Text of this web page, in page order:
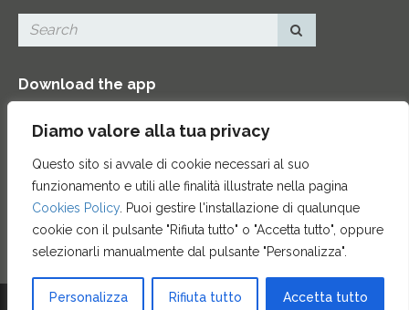
Diamo valore alla tua privacy
Questo sito si avvale di cookie necessari al suo
funzionamento e utili alle finalità illustrate nella pagina
Cookies Policy. Puoi gestire l'installazione di qualunque
cookie con il pulsante "Rifiuta tutto" o "Accetta tutto", oppure
selezionarli manualmente dal pulsante "Personalizza".
Personalizza Rifiuta tutto Accetta tutto
Download the app
Contacts|Press Area|Site map|Credits
© 2015 ENTE CASSA DI RISPARMIO DI FIRENZE - CF 00524310489